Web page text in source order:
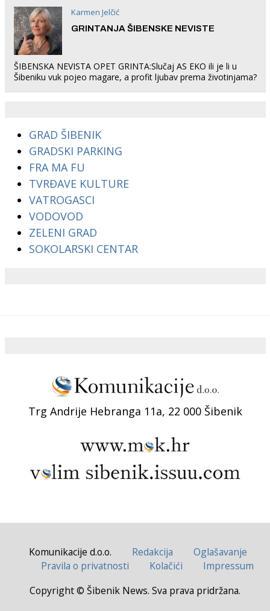
Karmen Jelčić
GRINTANJA ŠIBENSKE NEVISTE
ŠIBENSKA NEVISTA OPET GRINTA:Slučaj AS EKO ili je li u
Šibeniku vuk pojeo magare, a profit ljubav prema životinjama?
GRAD ŠIBENIK
GRADSKI PARKING
FRA MA FU
TVRĐAVE KULTURE
VATROGASCI
VODOVOD
ZELENI GRAD
SOKOLARSKI CENTAR
Trg Andrije Hebranga 11a, 22 000 Šibenik
Komunikacije d.o.o. Redakcija
Oglašavanje
Pravila o privatnosti
Kolačići
Impressum
Copyright © Šibenik News. Sva prava pridržana.